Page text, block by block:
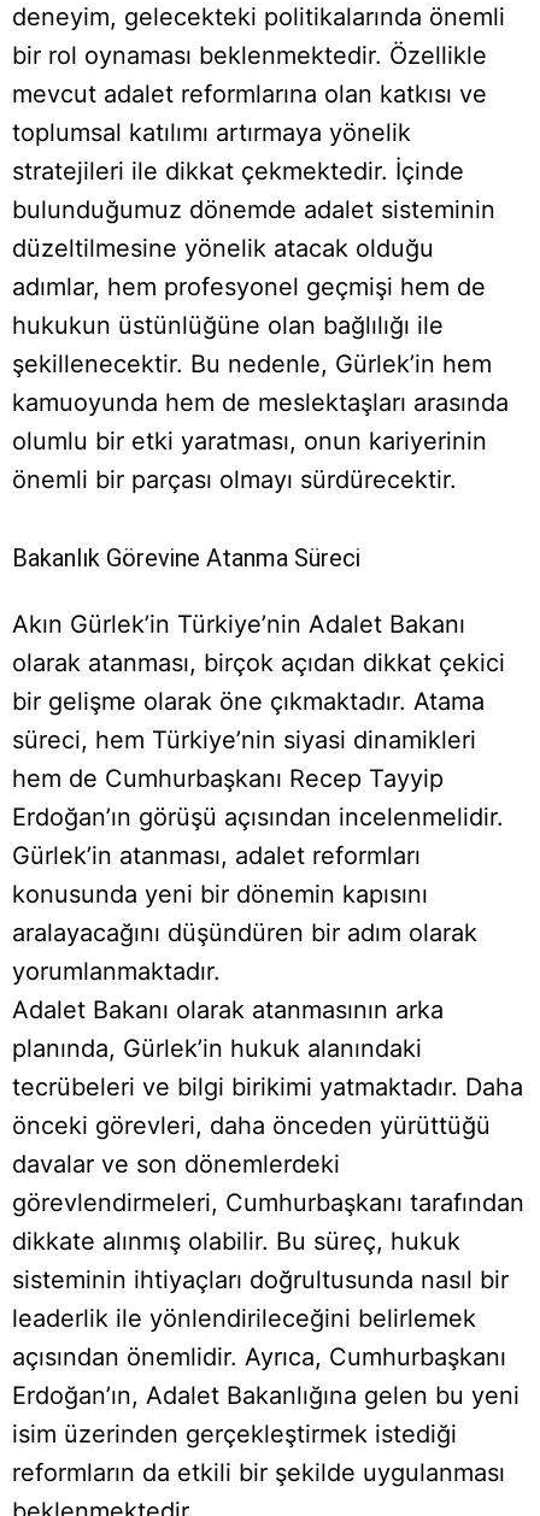
deneyim, gelecekteki politikalarında önemli
bir rol oynaması beklenmektedir. Özellikle
mevcut adalet reformlarına olan katkısı ve
toplumsal katılımı artırmaya yönelik
stratejileri ile dikkat çekmektedir. İçinde
bulunduğumuz dönemde adalet sisteminin
düzeltilmesine yönelik atacak olduğu
adımlar, hem profesyonel geçmişi hem de
hukukun üstünlüğüne olan bağlılığı ile
şekillenecektir. Bu nedenle, Gürlek’in hem
kamuoyunda hem de meslektaşları arasında
olumlu bir etki yaratması, onun kariyerinin
önemli bir parçası olmayı sürdürecektir.
Bakanlık Görevine Atanma Süreci
Akın Gürlek’in Türkiye’nin Adalet Bakanı
olarak atanması, birçok açıdan dikkat çekici
bir gelişme olarak öne çıkmaktadır. Atama
süreci, hem Türkiye’nin siyasi dinamikleri
hem de Cumhurbaşkanı Recep Tayyip
Erdoğan’ın görüşü açısından incelenmelidir.
Gürlek’in atanması, adalet reformları
konusunda yeni bir dönemin kapısını
aralayacağını düşündüren bir adım olarak
yorumlanmaktadır.
Adalet Bakanı olarak atanmasının arka
planında, Gürlek’in hukuk alanındaki
tecrübeleri ve bilgi birikimi yatmaktadır. Daha
önceki görevleri, daha önceden yürüttüğü
davalar ve son dönemlerdeki
görevlendirmeleri, Cumhurbaşkanı tarafından
dikkate alınmış olabilir. Bu süreç, hukuk
sisteminin ihtiyaçları doğrultusunda nasıl bir
leaderlik ile yönlendirileceğini belirlemek
açısından önemlidir. Ayrıca, Cumhurbaşkanı
Erdoğan’ın, Adalet Bakanlığına gelen bu yeni
isim üzerinden gerçekleştirmek istediği
reformların da etkili bir şekilde uygulanması